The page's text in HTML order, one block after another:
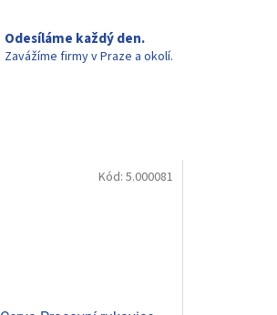
Odesíláme každý den.
Zavážíme firmy v Praze a okolí.
Kód: 5.000081